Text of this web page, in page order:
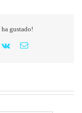
ha gustado!
Vk Email